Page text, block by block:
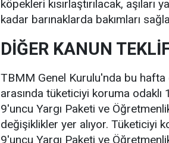
köpekleri kısırlaştırılacak,
kadar barınaklarda bakımları
DİĞER KANUN
TBMM Genel Kurulu'nda bu
arasında tüketiciyi koruma
9'uncu Yargı Paketi ve
değişiklikler yer alıyor. Tüketiciyi
9'uncu Yargı Paketi ve